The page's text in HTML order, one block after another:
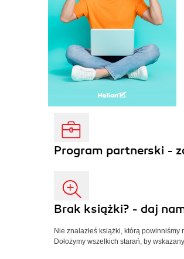
Program partnerski -
Brak książki? - daj
Nie znalazłeś książki, którą
Dołożymy wszelkich starań, by